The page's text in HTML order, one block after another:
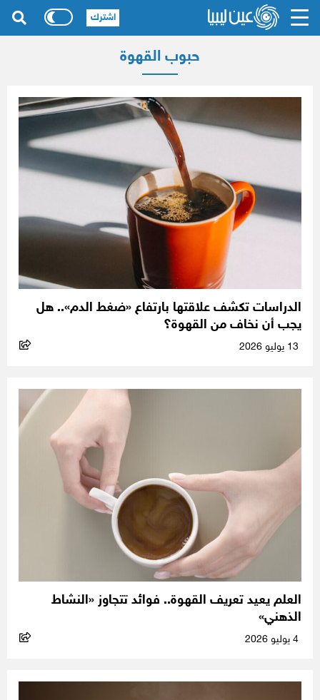
حبوب القهوة
الدراسات تكشف علاقتها بارتفاع «ضغط الدم».. هل
يجب أن نخاف من القهوة؟
العلم يعيد تعريف القهوة.. فوائد تتجاوز «النشاط
الذهني»
اشترك